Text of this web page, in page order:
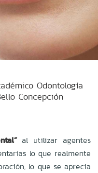
Odontología
Concepción
al utilizar agentes
lo que realmente
lo que se aprecia